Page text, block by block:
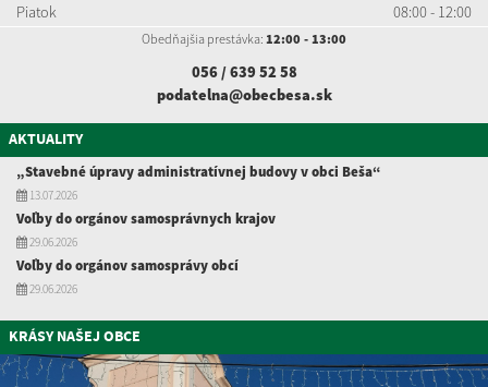
Piatok
08:00 - 12:00
Obedňajšia prestávka: 12:00 - 13:00
056 / 639 52 58
podatelna@obecbesa.sk
AKTUALITY
„Stavebné úpravy administratívnej budovy v obci Beša“
13.07.2026
Voľby do orgánov samosprávnych krajov
29.06.2026
Voľby do orgánov samosprávy obcí
29.06.2026
KRÁSY NAŠEJ OBCE